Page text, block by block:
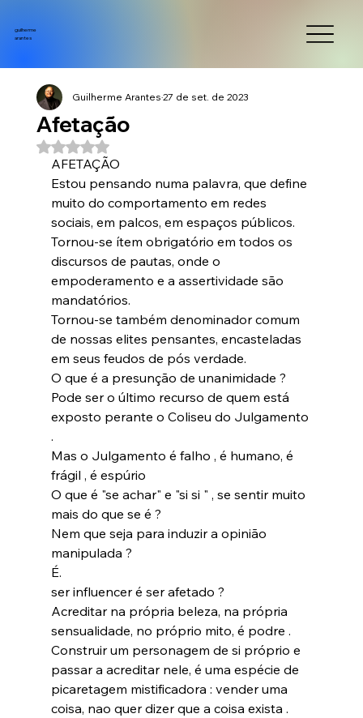
guilherme
arantes
Afetação
Guilherme Arantes27 de set. de 2023
Avaliado com NaN de 5 estrelas.
AFETAÇÃO
Estou pensando numa palavra, que define
muito do comportamento em redes
sociais, em palcos, em espaços públicos.
Tornou-se ítem obrigatório em todos os
discursos de pautas, onde o
empoderamento e a assertividade são
mandatórios.
Tornou-se também denominador comum
de nossas elites pensantes, encasteladas
em seus feudos de pós verdade.
O que é a presunção de unanimidade ?
Pode ser o último recurso de quem está
exposto perante o Coliseu do Julgamento
.
Mas o Julgamento é falho , é humano, é
frágil , é espúrio
O que é "se achar" e "si si " , se sentir muito
mais do que se é ?
Nem que seja para induzir a opinião
manipulada ?
É.
ser influencer é ser afetado ?
Acreditar na própria beleza, na própria
sensualidade, no próprio mito, é podre .
Construir um personagem de si próprio e
passar a acreditar nele, é uma espécie de
picaretagem mistificadora : vender uma
coisa, nao quer dizer que a coisa exista .